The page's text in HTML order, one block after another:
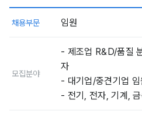
채용부문 임원
모집분야
- 제조업 R&D/품질
자
- 대기업/중견기업
- 전기, 전자, 기계,